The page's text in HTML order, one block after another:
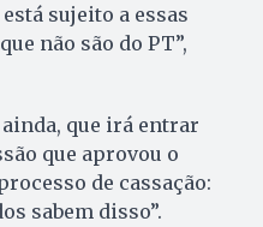
sujeito a essas
não são do PT”,
que irá entrar
que aprovou o
de cassação:
sabem disso”.